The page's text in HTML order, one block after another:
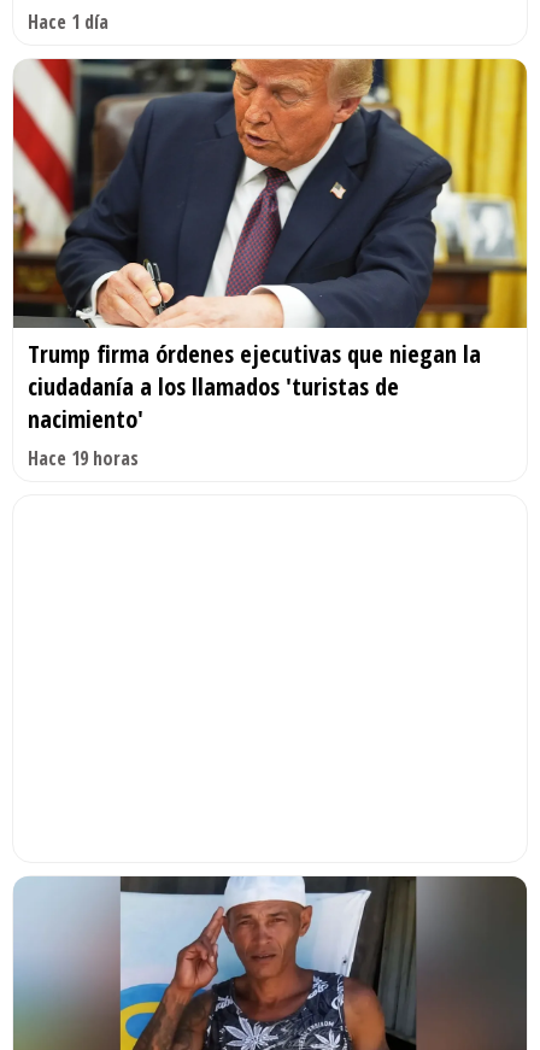
Hace 1 día
Trump firma órdenes ejecutivas que niegan la
ciudadanía a los llamados 'turistas de
nacimiento'
Hace 19 horas